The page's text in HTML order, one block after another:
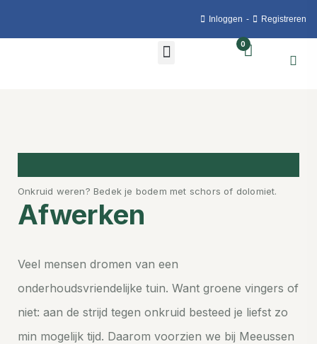
Inloggen - Registreren
0
Onkruid weren? Bedek je bodem met schors of dolomiet.
Afwerken
Veel mensen dromen van een
onderhoudsvriendelijke tuin. Want groene vingers of
niet: aan de strijd tegen onkruid besteed je liefst zo
min mogelijk tijd. Daarom voorzien we bij Meeussen